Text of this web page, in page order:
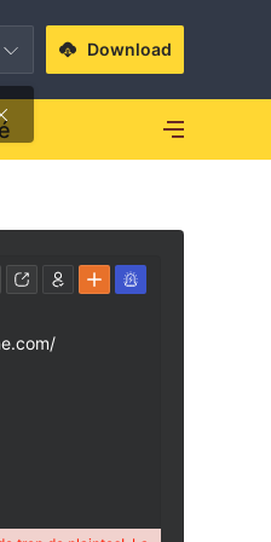
Download